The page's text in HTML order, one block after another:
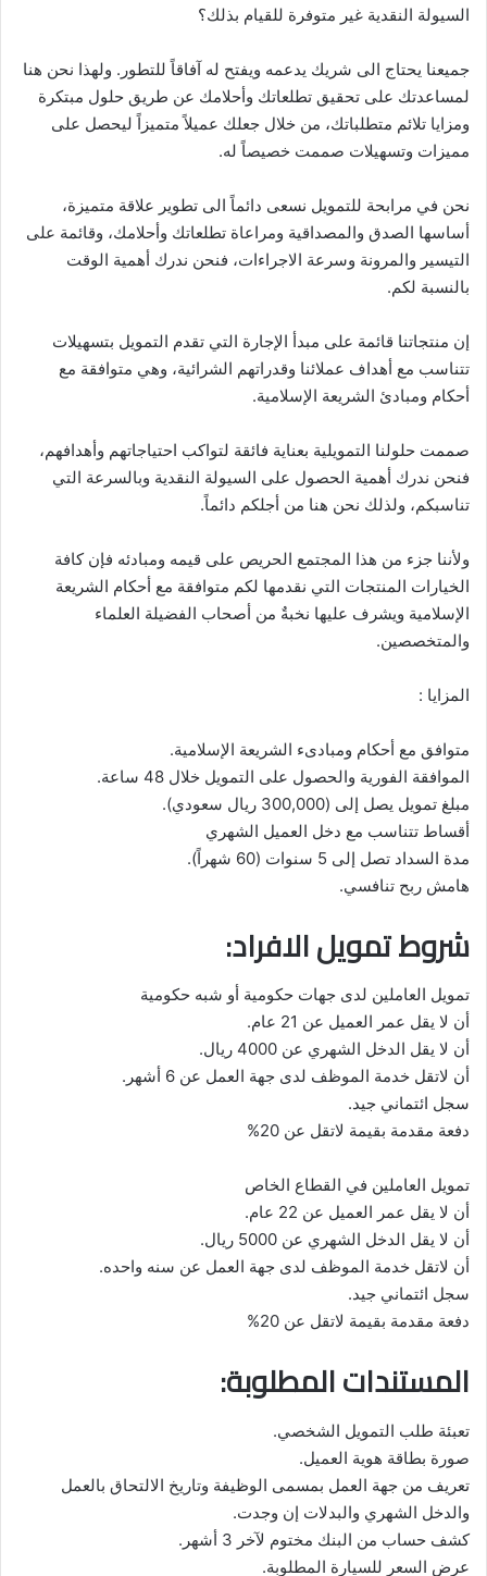
السيولة النقدية غير متوفرة للقيام بذلك؟
جميعنا يحتاج الى شريك يدعمه ويفتح له آفاقاً للتطور. ولهذا نحن هنا
لمساعدتك على تحقيق تطلعاتك وأحلامك عن طريق حلول مبتكرة
ومزايا تلائم متطلباتك، من خلال جعلك عميلاً متميزاً ليحصل على
مميزات وتسهيلات صممت خصيصاً له.
نحن في مرابحة للتمويل نسعى دائماً الى تطوير علاقة متميزة،
أساسها الصدق والمصداقية ومراعاة تطلعاتك وأحلامك، وقائمة على
التيسير والمرونة وسرعة الاجراءات، فنحن ندرك أهمية الوقت
بالنسبة لكم.
إن منتجاتنا قائمة على مبدأ الإجارة التي تقدم التمويل بتسهيلات
تتناسب مع أهداف عملائنا وقدراتهم الشرائية، وهي متوافقة مع
أحكام ومبادئ الشريعة الإسلامية.
صممت حلولنا التمويلية بعناية فائقة لتواكب احتياجاتهم وأهدافهم،
فنحن ندرك أهمية الحصول على السيولة النقدية وبالسرعة التي
تناسبكم، ولذلك نحن هنا من أجلكم دائماً.
ولأننا جزء من هذا المجتمع الحريص على قيمه ومبادئه فإن كافة
الخيارات المنتجات التي نقدمها لكم متوافقة مع أحكام الشريعة
الإسلامية ويشرف عليها نخبةٌ من أصحاب الفضيلة العلماء
والمتخصصين.
المزايا :
متوافق مع أحكام ومبادىء الشريعة الإسلامية.
الموافقة الفورية والحصول على التمويل خلال 48 ساعة.
مبلغ تمويل يصل إلى (300,000 ريال سعودي).
أقساط تتناسب مع دخل العميل الشهري
مدة السداد تصل إلى 5 سنوات (60 شهراً).
هامش ربح تنافسي.
شروط تمويل الافراد:
تمويل العاملين لدى جهات حكومية أو شبه حكومية
أن لا يقل عمر العميل عن 21 عام.
أن لا يقل الدخل الشهري عن 4000 ريال.
أن لاتقل خدمة الموظف لدى جهة العمل عن 6 أشهر.
سجل ائتماني جيد.
دفعة مقدمة بقيمة لاتقل عن 20%
تمويل العاملين في القطاع الخاص
أن لا يقل عمر العميل عن 22 عام.
أن لا يقل الدخل الشهري عن 5000 ريال.
أن لاتقل خدمة الموظف لدى جهة العمل عن سنه واحده.
سجل ائتماني جيد.
دفعة مقدمة بقيمة لاتقل عن 20%
المستندات المطلوبة:
تعبئة طلب التمويل الشخصي.
صورة بطاقة هوية العميل.
تعريف من جهة العمل بمسمى الوظيفة وتاريخ الالتحاق بالعمل
والدخل الشهري والبدلات إن وجدت.
كشف حساب من البنك مختوم لآخر 3 أشهر.
عرض السعر للسيارة المطلوبة.